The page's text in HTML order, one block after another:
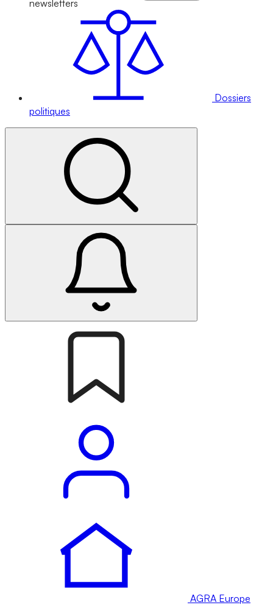
newsletters
Dossiers
politiques
AGRA Europe